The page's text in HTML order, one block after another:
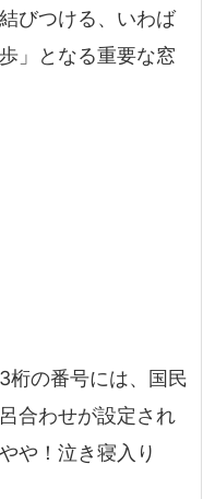
びつける、いわば
」となる重要な窓
桁の番号には、国民
合わせが設定され
や！泣き寝入り